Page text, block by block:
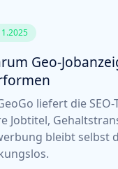
Geo-
liefert die
Jobtitel,
bleibt selbst